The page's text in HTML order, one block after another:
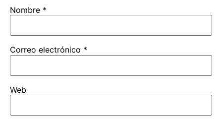
Nombre *
Correo electrónico *
Web